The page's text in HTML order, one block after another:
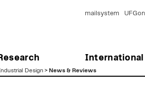
International
mailsystem
Design > News & Reviews